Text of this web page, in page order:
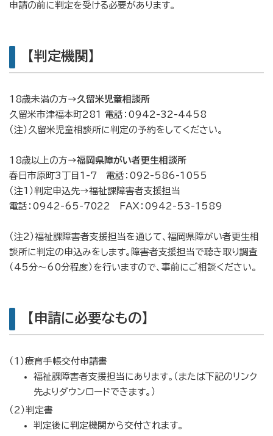
申請の前に判定を受ける必要があります。
【判定機関】
18歳未満の方→久留米児童相談所
久留米市津福本町281 電話：0942-32-4458
（注）久留米児童相談所に判定の予約をしてください。
18歳以上の方→福岡県障がい者更生相談所
春日市原町3丁目1-7 電話：092-586-1055
（注1）判定申込先→福祉課障害者支援担当
電話：0942-65-7022 FAX：0942-53-1589
（注2）福祉課障害者支援担当を通じて、福岡県障がい者更生相
談所に判定の申込みをします。障害者支援担当で聴き取り調査
（45分〜60分程度）を行いますので、事前にご相談ください。
【申請に必要なもの】
（1）療育手帳交付申請書
福祉課障害者支援担当にあります。（または下記のリンク
先よりダウンロードできます。）
（2）判定書
判定後に判定機関から交付されます。